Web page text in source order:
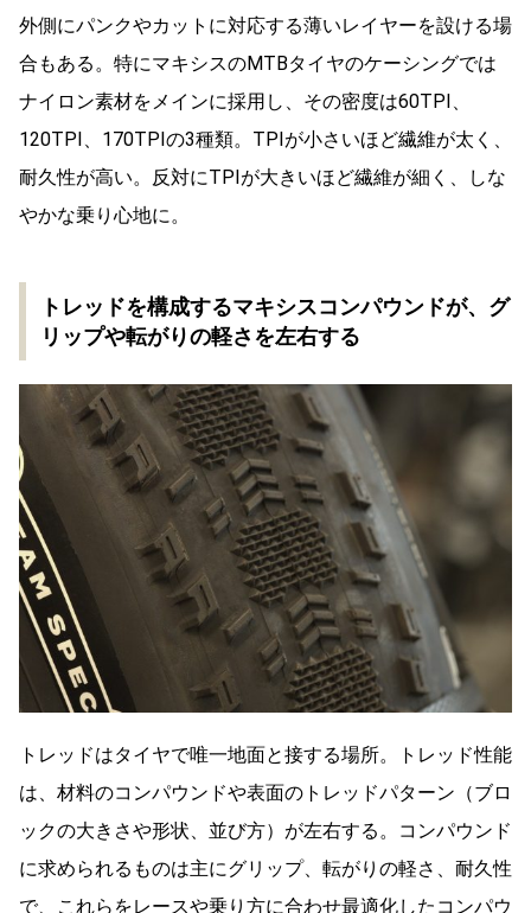
外側にパンクやカットに対応する薄いレイヤーを設ける場
合もある。特にマキシスのMTBタイヤのケーシングでは
ナイロン素材をメインに採用し、その密度は60TPI、
120TPI、170TPIの3種類。TPIが小さいほど繊維が太く、
耐久性が高い。反対にTPIが大きいほど繊維が細く、しな
やかな乗り心地に。
トレッドを構成するマキシスコンパウンドが、グ
リップや転がりの軽さを左右する
トレッドはタイヤで唯一地面と接する場所。トレッド性能
は、材料のコンパウンドや表面のトレッドパターン（ブロ
ックの大きさや形状、並び方）が左右する。コンパウンド
に求められるものは主にグリップ、転がりの軽さ、耐久性
で、これらをレースや乗り方に合わせ最適化したコンパウ